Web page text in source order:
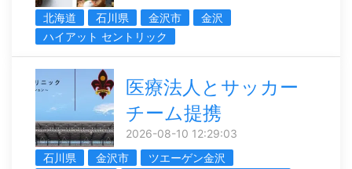
北海道 石川県 金沢市
金沢
ハイアット セントリック
医療法人とサッカー
チーム提携
2026-08-10 12:29:03
石川県
金沢市
ツエーゲン金沢